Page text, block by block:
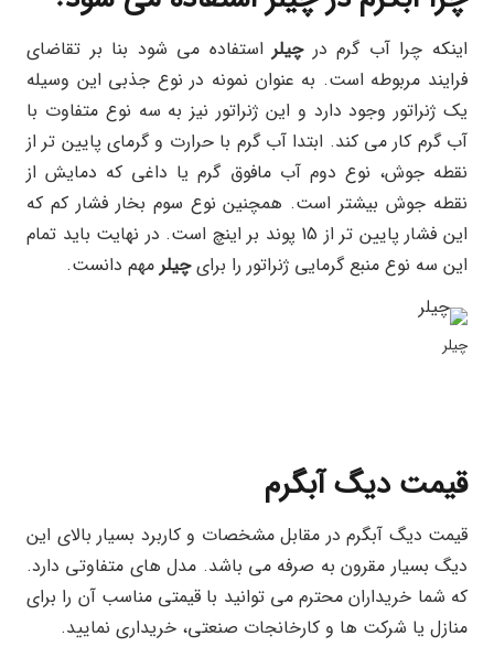
اینکه چرا آب گرم درچیلراستفاده می شود بنا بر تقاضای
فرایند مربوطه است. به عنوان نمونه در نوع جذبی این وسیله
یک ژنراتور وجود دارد و این ژنراتور نیز به سه نوع متفاوت با
آب گرم کار می کند. ابتدا آب گرم با حرارت و گرمای پایین تر از
نقطه جوش، نوع دوم آب مافوق گرم یا داغی که دمایش از
نقطه جوش بیشتر است. همچنین نوع سوم بخار فشار کم که
این فشار پایین تر از 15 پوند بر اینچ است. در نهایت باید تمام
این سه نوع منبع گرمایی ژنراتور را برایچیلر مهم دانست.
چیلر
قیمت دیگآبگرم
قیمت دیگ آبگرم در مقابل مشخصات و کاربرد بسیار بالای این
دیگ بسیار مقرون به صرفه می باشد. مدل های متفاوتی دارد.
که شما خریداران محترم می توانید با قیمتی مناسب آن را برای
منازل یا شرکت ها و کارخانجات صنعتی، خریداری نمایید.